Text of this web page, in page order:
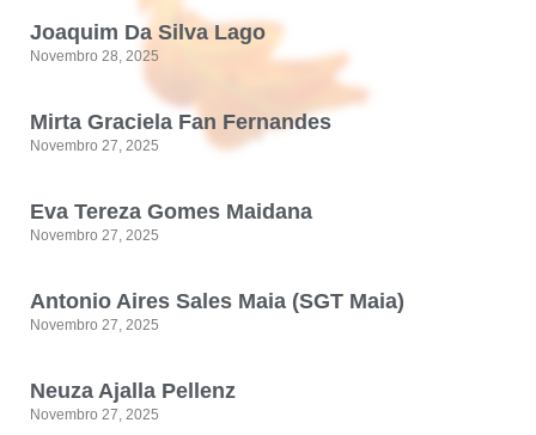
Joaquim Da Silva Lago
Novembro 28, 2025
Mirta Graciela Fan Fernandes
Novembro 27, 2025
Eva Tereza Gomes Maidana
Novembro 27, 2025
Antonio Aires Sales Maia (SGT Maia)
Novembro 27, 2025
Neuza Ajalla Pellenz
Novembro 27, 2025